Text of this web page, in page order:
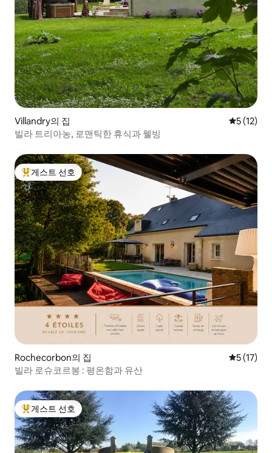
Villandry의 집 평점 5점
5 (12)
빌라 트리아농, 로맨틱한 휴식과 웰빙
상위 게스트 선호
게스트 선호
Rochecorbon의 집 평점 5점
5 (17)
빌라 로슈코르봉 : 평온함과 유산
상위 게스트 선호
게스트 선호